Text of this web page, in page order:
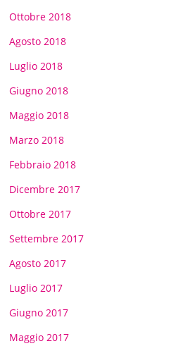
Ottobre 2018
Agosto 2018
Luglio 2018
Giugno 2018
Maggio 2018
Marzo 2018
Febbraio 2018
Dicembre 2017
Ottobre 2017
Settembre 2017
Agosto 2017
Luglio 2017
Giugno 2017
Maggio 2017